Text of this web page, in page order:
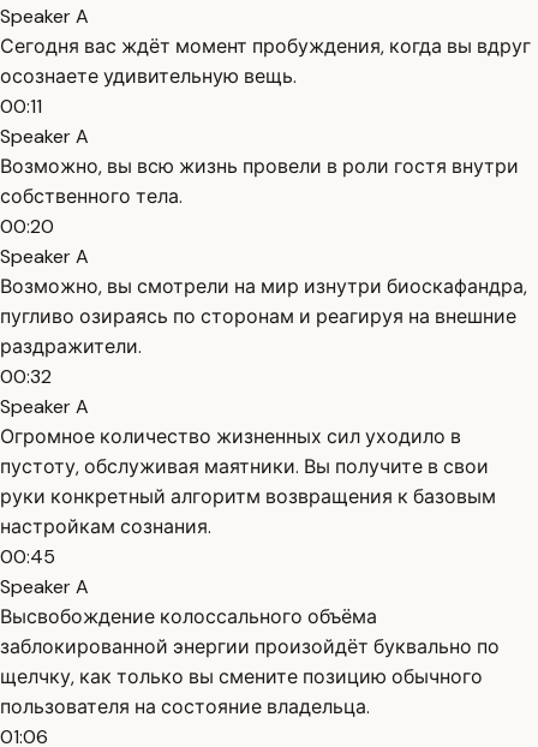
Speaker A
Сегодня вас ждёт момент пробуждения, когда вы вдруг
осознаете удивительную вещь.
00:11
Speaker A
Возможно, вы всю жизнь провели в роли гостя внутри
собственного тела.
00:20
Speaker A
Возможно, вы смотрели на мир изнутри биоскафандра,
пугливо озираясь по сторонам и реагируя на внешние
раздражители.
00:32
Speaker A
Огромное количество жизненных сил уходило в
пустоту, обслуживая маятники. Вы получите в свои
руки конкретный алгоритм возвращения к базовым
настройкам сознания.
00:45
Speaker A
Высвобождение колоссального объёма
заблокированной энергии произойдёт буквально по
щелчку, как только вы смените позицию обычного
пользователя на состояние владельца.
01:06